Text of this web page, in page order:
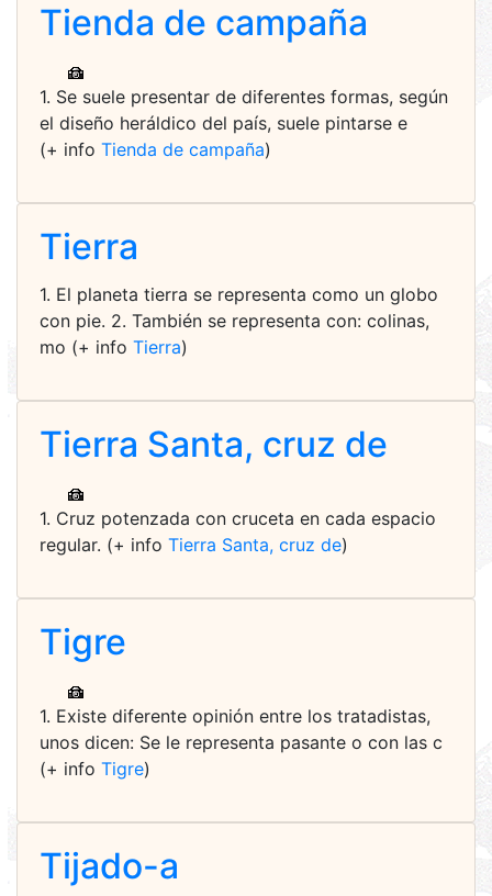
Tienda de campaña
1. Se suele presentar de diferentes formas, según
el diseño heráldico del país, suele pintarse e
(+ info Tienda de campaña)
Tierra
1. El planeta tierra se representa como un globo
con pie. 2. También se representa con: colinas,
mo (+ info Tierra)
Tierra Santa, cruz de
1. Cruz potenzada con cruceta en cada espacio
regular. (+ info Tierra Santa, cruz de)
Tigre
1. Existe diferente opinión entre los tratadistas,
unos dicen: Se le representa pasante o con las c
(+ info Tigre)
Tijado-a